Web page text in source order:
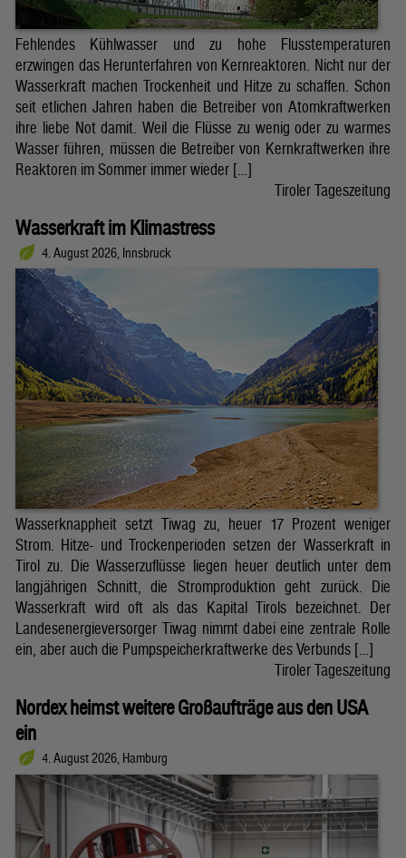
Fehlendes Kühlwasser und zu hohe Flusstemperaturen
erzwingen das Herunterfahren von Kernreaktoren. Nicht nur der
Wasserkraft machen Trockenheit und Hitze zu schaffen. Schon
seit etlichen Jahren haben die Betreiber von Atomkraftwerken
ihre liebe Not damit. Weil die Flüsse zu wenig oder zu warmes
Wasser führen, müssen die Betreiber von Kernkraftwerken ihre
Reaktoren im Sommer immer wieder […]
Tiroler Tageszeitung
Wasserkraft im Klimastress
4. August 2026, Innsbruck
Wasserknappheit setzt Tiwag zu, heuer 17 Prozent weniger
Strom. Hitze- und Trockenperioden setzen der Wasserkraft in
Tirol zu. Die Wasserzuflüsse liegen heuer deutlich unter dem
langjährigen Schnitt, die Stromproduktion geht zurück. Die
Wasserkraft wird oft als das Kapital Tirols bezeichnet. Der
Landesenergieversorger Tiwag nimmt dabei eine zentrale Rolle
ein, aber auch die Pumpspeicherkraftwerke des Verbunds […]
Tiroler Tageszeitung
Nordex heimst weitere Großaufträge aus den USA
ein
4. August 2026, Hamburg